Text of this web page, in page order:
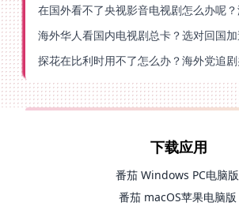
下载应用
番茄 Windows PC电脑版
番茄 macOS苹果电脑版